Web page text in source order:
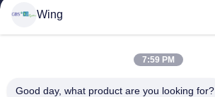
Espetáculo VR
Wing
7:59 PM
Good day, what product are you looking for?